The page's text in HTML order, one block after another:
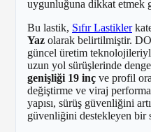
uygunluğuna dikkat etmek
Bu lastik, Sıfır Lastikler
Yaz olarak belirtilmiştir.
güncel üretim
uzun yol sürüşlerinde
genişliği 19 inç ve profil
değiştirme ve viraj
yapısı, sürüş güvenliğini
güvenliğini destekleyen bir